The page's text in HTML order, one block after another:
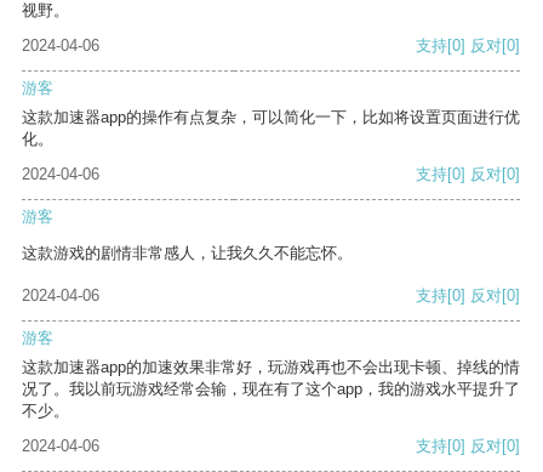
视野。
2024-04-06
支持[0] 反对[0]
游客
这款加速器app的操作有点复杂，可以简化一下，比如将设置页面进行优
化。
2024-04-06
支持[0] 反对[0]
游客
这款游戏的剧情非常感人，让我久久不能忘怀。
2024-04-06 支持[0] 反对[0]
游客
这款加速器app的加速效果非常好，玩游戏再也不会出现卡顿、掉线的情
况了。我以前玩游戏经常会输，现在有了这个app，我的游戏水平提升了
不少。
2024-04-06
支持[0] 反对[0]